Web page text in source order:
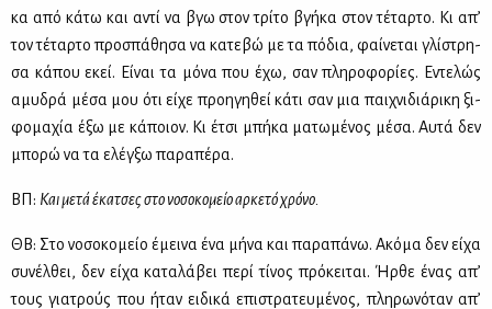
κα από κά­τω και αντί να βγω στον τρί­το βγή­κα στον τέ­ταρ­το. Κι απ’
τον τέ­ταρ­το προ­σπά­θη­σα να κα­τε­βώ με τα πό­δια, φαί­νε­ται γλί­στρη­
σα κά­που εκεί. Εί­ναι τα μό­να που έχω, σαν πλη­ρο­φο­ρί­ες. Εντε­λώς
αμυ­δρά μέ­σα μου ότι εί­χε προη­γη­θεί κά­τι σαν μια παι­χνι­διά­ρι­κη ξι­
φο­μα­χία έξω με κά­ποιον. Κι έτσι μπή­κα μα­τω­μέ­νος μέ­σα. Αυ­τά δεν
μπο­ρώ να τα ελέγ­ξω πα­ρα­πέ­ρα.
ΒΠ: Και με­τά έκα­τσες στο νο­σο­κο­μείο αρ­κε­τό χρό­νο.
ΘΒ: Στο νο­σο­κο­μείο έμει­να ένα μή­να και πα­ρα­πά­νω. Ακό­μα δεν εί­χα
συ­νέλ­θει, δεν εί­χα κα­τα­λά­βει πε­ρί τί­νος πρό­κει­ται. Ήρ­θε ένας απ’
τους για­τρούς που ήταν ει­δι­κά επι­στρα­τευ­μέ­νος, πλη­ρω­νό­ταν απ’